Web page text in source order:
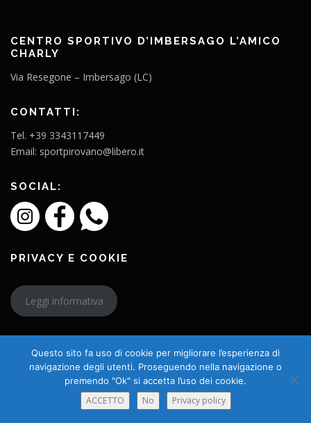
CENTRO SPORTIVO D’IMBERSAGO L’AMICO
CHARLY
Via Resegone – Imbersago (LC)
CONTATTI:
Tel. +39 3343117449
Email: sportpirovano@libero.it
SOCIAL:
PRIVACY E COOKIE
Leggi informativa
Copyright © 2026 L'Amico Charly
Questo sito fa uso di cookie per migliorare l’esperienza di
navigazione degli utenti. Proseguendo nella navigazione o
premendo "Ok" si accetta l’uso dei cookie.
ACCETTO No Privacy policy